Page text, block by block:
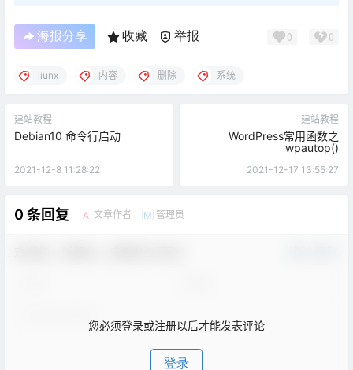
海报分享 收藏 举报 0 0
liunx 内容 删除 系统
建站教程
Debian10 命令行启动
2021-12-8 11:28:22
建站教程
WordPress常用函数之
wpautop()
2021-12-17 13:55:27
0 条回复 A 文章作者 M 管理员
您必须登录或注册以后才能发表评论
登录